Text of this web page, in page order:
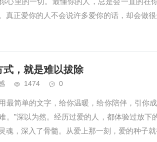
真正爱你的人不会说许多爱你的话，却会做
，就是难以拔除
1474 0
最简单的文字，给你温暖，给你陪伴，引你
。”深以为然。经历过爱的人，都体验过放下
魂，深入了骨髓。从爱上那一刻，爱的种子